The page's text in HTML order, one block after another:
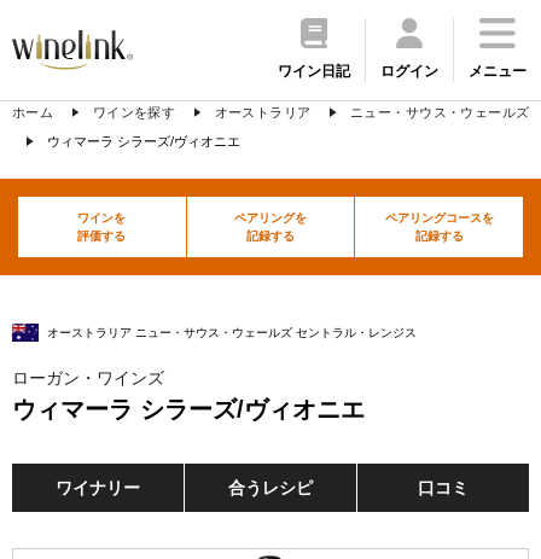
ワイン日記 ログイン メニュー
ホーム ワインを探す オーストラリア
ニュー・サウス・ウェールズ
ウィマーラ シラーズ/ヴィオニエ
ワインを
評価する
ペアリングを
記録する
ペアリングコースを
記録する
オーストラリア ニュー・サウス・ウェールズ セントラル・レンジス
ローガン・ワインズ
ウィマーラ シラーズ/ヴィオニエ
ワイナリー 合うレシピ 口コミ